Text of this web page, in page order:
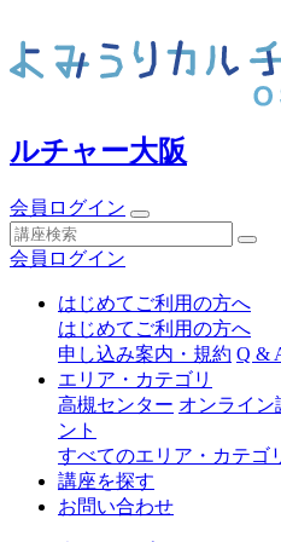
ルチャー大阪
会員ログイン
会員ログイン
はじめてご利用の方へ
はじめてご利用の方へ
申し込み案内・規約 Q &
エリア・カテゴリ
高槻センター オンライ
ント
すべてのエリア・カテゴ
講座を探す
お問い合わせ